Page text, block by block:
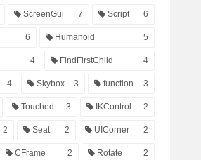
ScreenGui 7 Script 6
6 Humanoid 5
4 FindFirstChild 4
4 Skybox 3 function 3
Touched 3 IKControl 2
2 Seat 2 UICorner 2
CFrame 2 Rotate 2